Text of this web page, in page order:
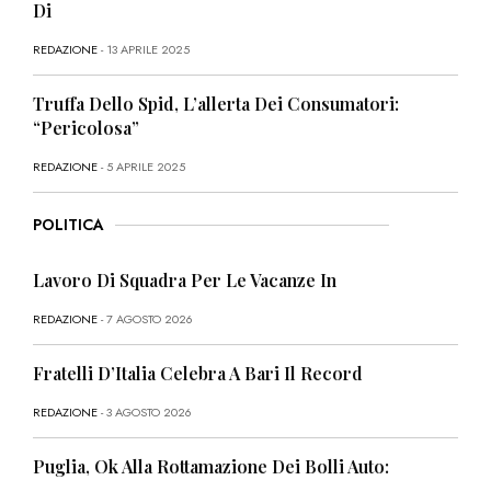
Di
REDAZIONE- 13 APRILE 2025
Truffa Dello Spid, L’allerta Dei Consumatori:
“Pericolosa”
REDAZIONE- 5 APRILE 2025
POLITICA
Lavoro Di Squadra Per Le Vacanze In
REDAZIONE- 7 AGOSTO 2026
Fratelli D’Italia Celebra A Bari Il Record
REDAZIONE- 3 AGOSTO 2026
Puglia, Ok Alla Rottamazione Dei Bolli Auto: